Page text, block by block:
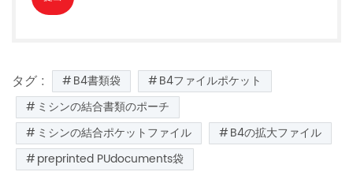
タグ : B4書類袋
B4ファイルポケット
ミシンの結合書類のポーチ
ミシンの結合ポケットファイル
B4の拡大ファイル
preprinted PUdocuments袋